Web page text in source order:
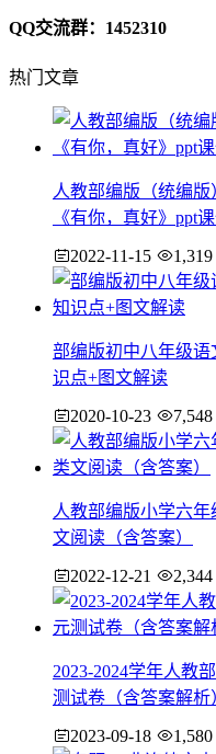
QQ交流群：1452310
热门文章
人教部编版（统编
《有你，真好》ppt
2022-11-15 1,319
部编版初中八年级语
识点+图文解读
2020-10-23 7,548
人教部编版小学六
文阅读（含答案）
2022-12-21 2,344
2023-2024学年人教
测试卷（含答案解析
2023-09-18 1,580